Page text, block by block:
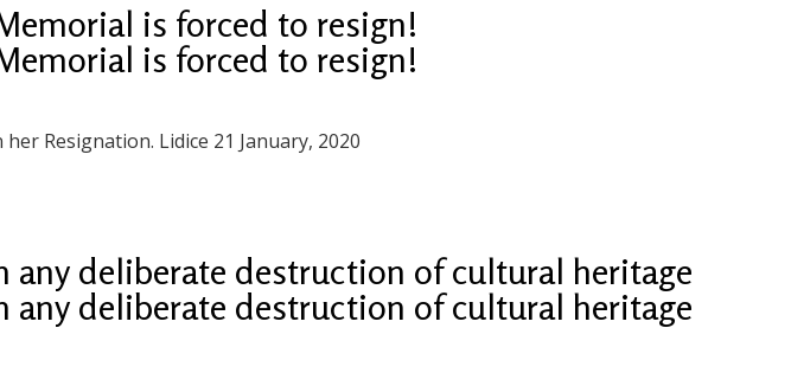
is forced to resign!
is forced to resign!
Resignation. Lidice 21 January, 2020
any deliberate destruction of cultural heritage
any deliberate destruction of cultural heritage